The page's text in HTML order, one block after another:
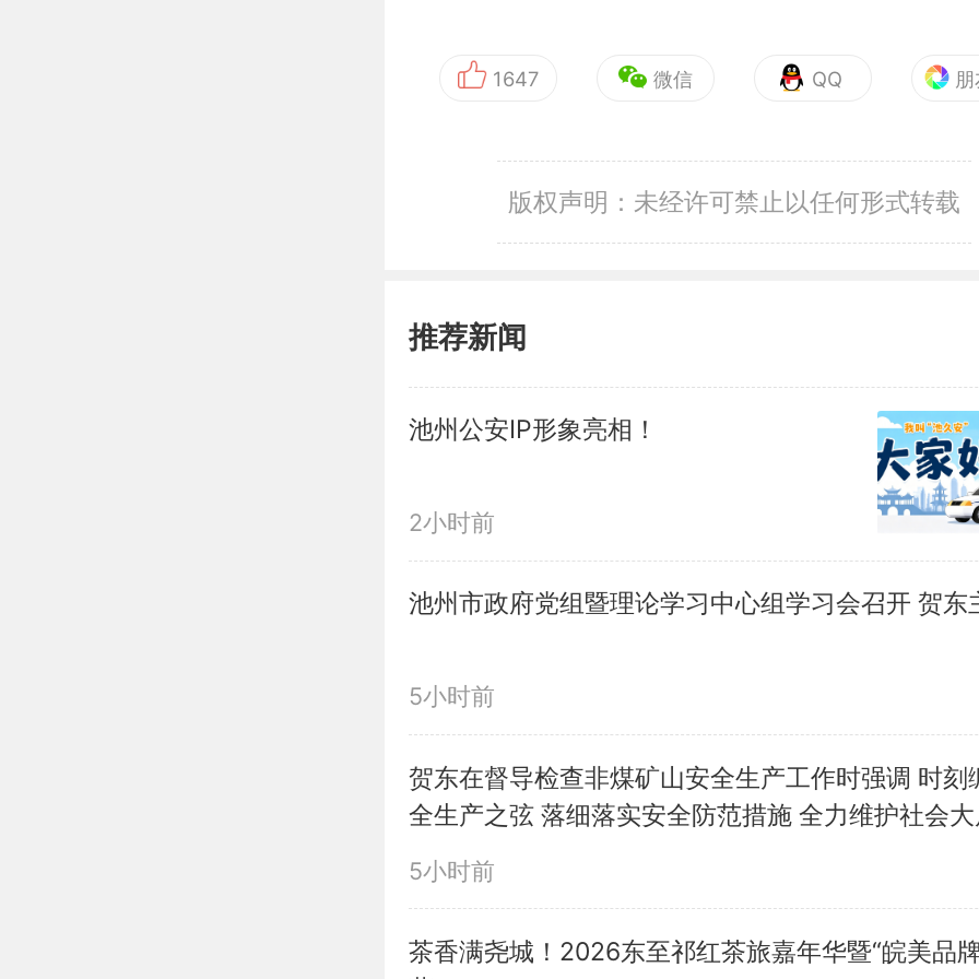
1647 微信 QQ
版权声明：未经许可禁止以任何形式转载
推荐新闻
池州公安IP形象亮相！
2小时前
池州市政府党组暨理论学习中心组学习会召开 贺东
5小时前
贺东在督导检查非煤矿山安全生产工作时强调 时刻
全生产之弦 落细落实安全防范措施 全力维护社会
稳定
5小时前
茶香满尧城！2026东至祁红茶旅嘉年华暨“皖美品